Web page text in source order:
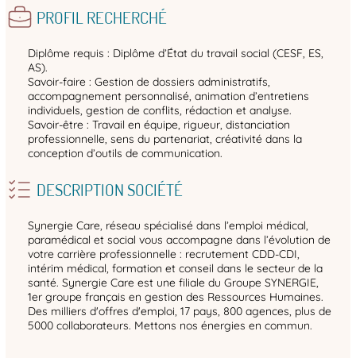
PROFIL RECHERCHÉ
Diplôme requis : Diplôme d’État du travail social (CESF, ES,
AS).
Savoir-faire : Gestion de dossiers administratifs,
accompagnement personnalisé, animation d’entretiens
individuels, gestion de conflits, rédaction et analyse.
Savoir-être : Travail en équipe, rigueur, distanciation
professionnelle, sens du partenariat, créativité dans la
conception d’outils de communication.
DESCRIPTION SOCIÉTÉ
Synergie Care, réseau spécialisé dans l’emploi médical,
paramédical et social vous accompagne dans l’évolution de
votre carrière professionnelle : recrutement CDD-CDI,
intérim médical, formation et conseil dans le secteur de la
santé. Synergie Care est une filiale du Groupe SYNERGIE,
1er groupe français en gestion des Ressources Humaines.
Des milliers d'offres d'emploi, 17 pays, 800 agences, plus de
5000 collaborateurs. Mettons nos énergies en commun.